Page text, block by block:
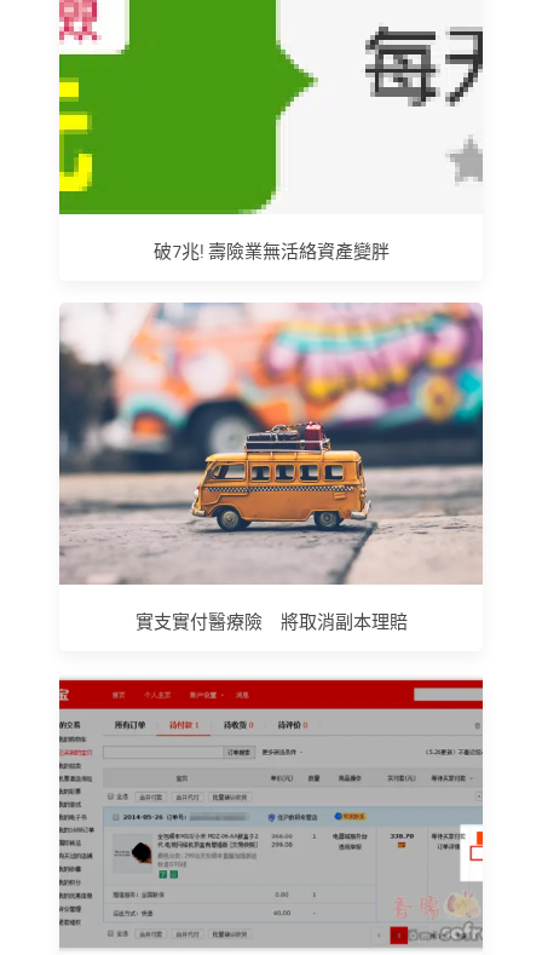
破7兆! 壽險業無活絡資產變胖
實支實付醫療險 將取消副本理賠